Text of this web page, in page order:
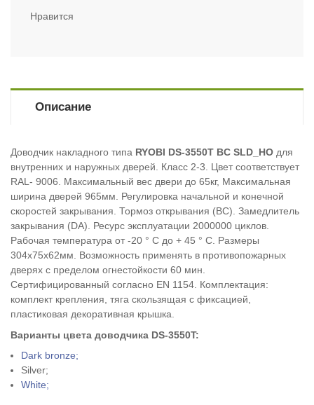
Нравится
Описание
Доводчик накладного типа RYOBI DS-3550T BC SLD_HO для
внутренних и наружных дверей. Класс 2-3. Цвет соответствует
RAL- 9006. Максимальный вес двери до 65кг, Максимальная
ширина дверей 965мм. Регулировка начальной и конечной
скоростей закрывания. Тормоз открывания (ВС). Замедлитель
закрывания (DA). Ресурс эксплуатации 2000000 циклов.
Рабочая температура от -20 ° С до + 45 ° С. Размеры
304х75х62мм. Возможность применять в противопожарных
дверях с пределом огнестойкости 60 мин.
Сертифицированный согласно EN 1154. Комплектация:
комплект крепления, тяга скользящая с фиксацией,
пластиковая декоративная крышка.
Варианты цвета доводчика DS-3550T:
Dark bronze;
Silver;
White;